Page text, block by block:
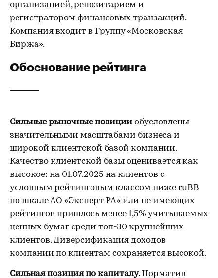
организацией, репозитарием и
регистратором финансовых транзакций.
Компания входит в Группу «Московская
Биржа».
Обоснование рейтинга
Сильные рыночные позиции обусловлены
значительными масштабами бизнеса и
широкой клиентской базой компании.
Качество клиентской базы оценивается как
высокое: на 01.07.2025 на клиентов с
условным рейтинговым классом ниже ruBB
по шкале АО «Эксперт РА» или не имеющих
рейтингов пришлось менее 1,5% учитываемых
ценных бумаг среди топ-30 крупнейших
клиентов. Диверсификация доходов
компании по клиентам сохраняется высокой.
Сильная позиция по капиталу. Норматив